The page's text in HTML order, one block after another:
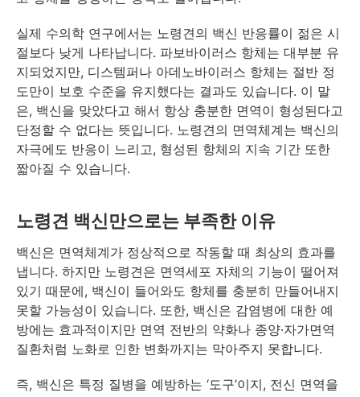
실제 수의학 연구에서는 노령견의 백신 반응률이 젊은 시
절보다 낮게 나타납니다. 파보바이러스 항체는 대부분 유
지되었지만, 디스템퍼나 아데노바이러스 항체는 절반 정
도만이 보호 수준을 유지했다는 결과도 있습니다. 이 말
은, 백신을 맞았다고 해서 항상 충분한 면역이 형성된다고
단정할 수 없다는 뜻입니다. 노령견의 면역체계는 백신의
자극에도 반응이 느리고, 형성된 항체의 지속 기간 또한
짧아질 수 있습니다.
노령견 백신만으로는 부족한 이유
백신은 면역체계가 정상적으로 작동할 때 최상의 효과를
냅니다. 하지만 노령견은 면역세포 자체의 기능이 떨어져
있기 때문에, 백신이 들어와도 항체를 충분히 만들어내지
못할 가능성이 있습니다. 또한, 백신은 감염병에 대한 예
방에는 효과적이지만 면역 전반의 약화나 종양·자가면역
질환처럼 노화로 인한 변화까지는 막아주지 못합니다.
즉, 백신은 특정 질병을 예방하는 ‘도구’이지, 전신 면역을